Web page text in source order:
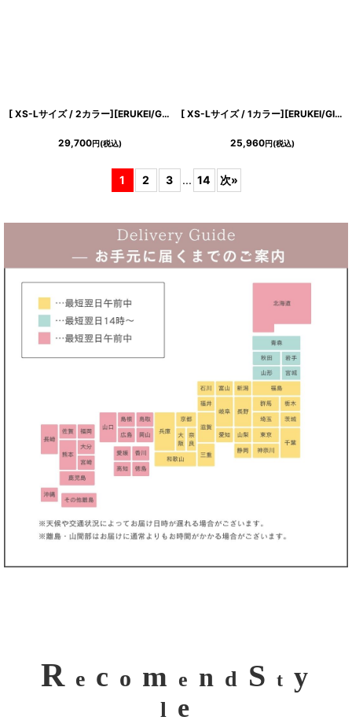
[ XS-Lサイズ / 2カラー][ERUKEI/GINZA COUTURE]ツイード・ケープ・お花・ノースリーブ・タイト・ミディアムドレス・ワンピース[送料無料]
29,700円(税込)
[ XS-Lサイズ / 1カラー][ERUKEI/GINZA COUTURE]バイカラー・ノースリーブ・切替・ベルト付き・アシンメトリー・Aライン・ミディアムドレス・ワンピース[送料無料]
25,960円(税込)
1 2 3 ... 14 次»
R e c o m e n d S t y
l e